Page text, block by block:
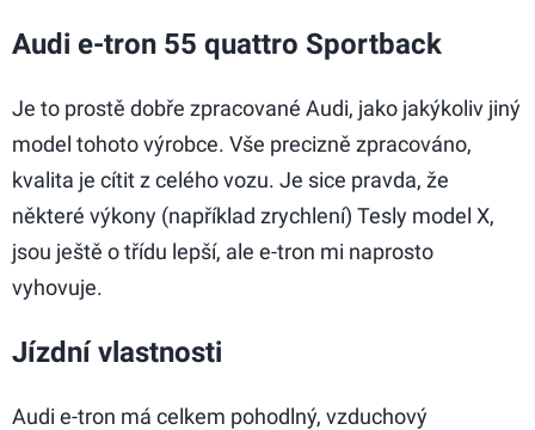
Audi e-tron 55 quattro Sportback
Je to prostě dobře zpracované Audi, jako jakýkoliv jiný
model tohoto výrobce. Vše precizně zpracováno,
kvalita je cítit z celého vozu. Je sice pravda, že
některé výkony (například zrychlení) Tesly model X,
jsou ještě o třídu lepší, ale e-tron mi naprosto
vyhovuje.
Jízdní vlastnosti
Audi e-tron má celkem pohodlný, vzduchový